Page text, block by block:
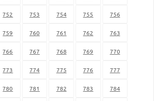
752 753 754 755 756
759 760 761 762 763
766 767 768 769 770
773 774 775 776 777
780 781 782 783 784